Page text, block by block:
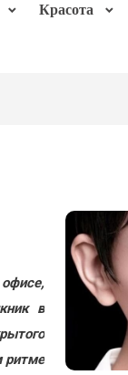
Красота
в
ритме